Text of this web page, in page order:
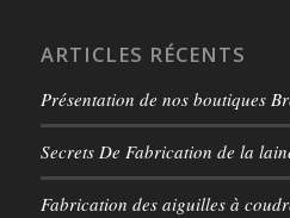
ARTICLES RÉCENTS
Présentation de nos boutiques
Secrets De Fabrication de la
Fabrication des aiguilles à